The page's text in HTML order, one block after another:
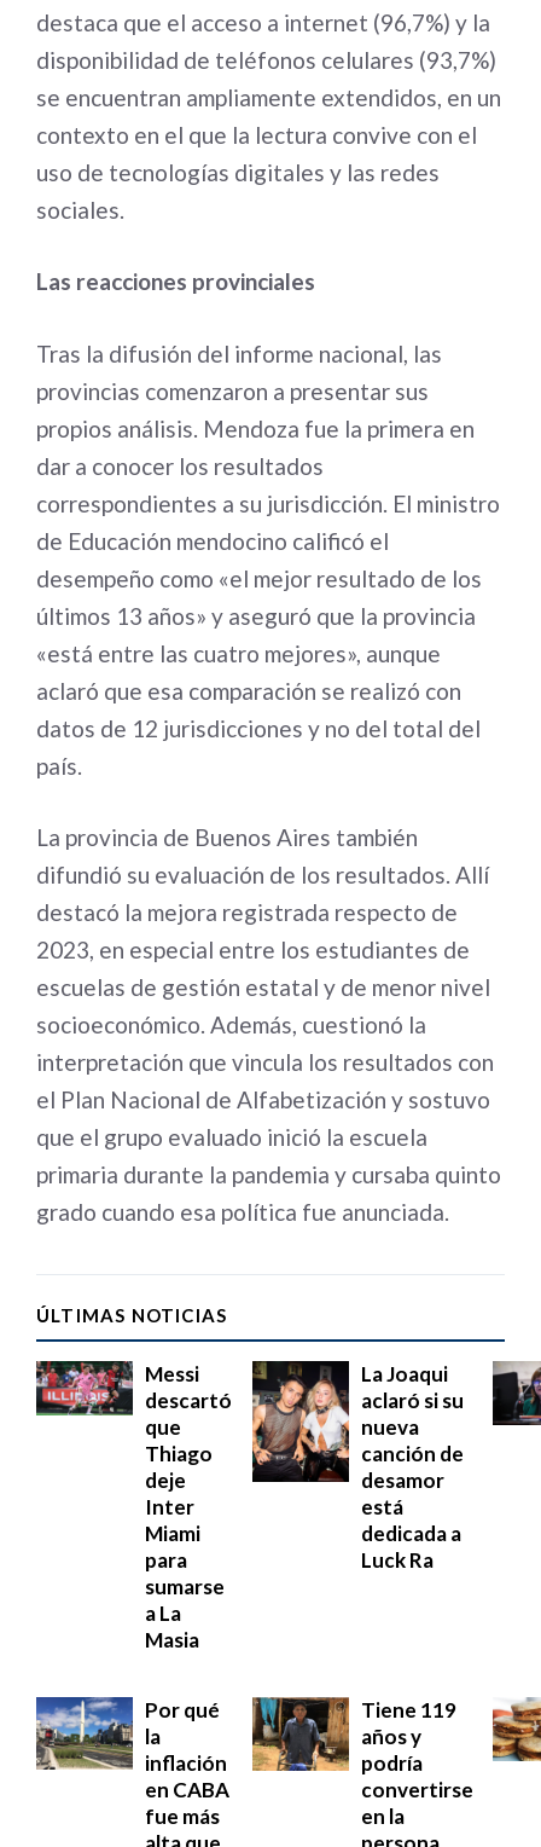
destaca que el acceso a internet (96,7%) y la
disponibilidad de teléfonos celulares (93,7%)
se encuentran ampliamente extendidos, en un
contexto en el que la lectura convive con el
uso de tecnologías digitales y las redes
sociales.
Las reacciones provinciales
Tras la difusión del informe nacional, las
provincias comenzaron a presentar sus
propios análisis. Mendoza fue la primera en
dar a conocer los resultados
correspondientes a su jurisdicción. El ministro
de Educación mendocino calificó el
desempeño como «el mejor resultado de los
últimos 13 años» y aseguró que la provincia
«está entre las cuatro mejores», aunque
aclaró que esa comparación se realizó con
datos de 12 jurisdicciones y no del total del
país.
La provincia de Buenos Aires también
difundió su evaluación de los resultados. Allí
destacó la mejora registrada respecto de
2023, en especial entre los estudiantes de
escuelas de gestión estatal y de menor nivel
socioeconómico. Además, cuestionó la
interpretación que vincula los resultados con
el Plan Nacional de Alfabetización y sostuvo
que el grupo evaluado inició la escuela
primaria durante la pandemia y cursaba quinto
grado cuando esa política fue anunciada.
ÚLTIMAS NOTICIAS
Messi
descartó
que
Thiago
deje
Inter
Miami
para
sumarse
a La
Masia
La Joaqui
aclaró si su
nueva
canción de
desamor
está
dedicada a
Luck Ra
Por qué
la
inflación
en CABA
fue más
Tiene 119
años y
podría
convertirse
en la